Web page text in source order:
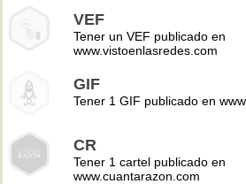
VEF
Tener un VEF publicado en
www.vistoenlasredes.com
GIF
Tener 1 GIF publicado en
CR
Tener 1 cartel publicado en
www.cuantarazon.com